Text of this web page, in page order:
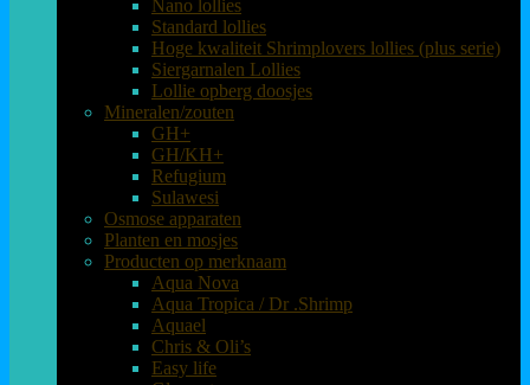
Nano lollies
Standard lollies
Hoge kwaliteit Shrimplovers lollies (plus serie)
Siergarnalen Lollies
Lollie opberg doosjes
Mineralen/zouten
GH+
GH/KH+
Refugium
Sulawesi
Osmose apparaten
Planten en mosjes
Producten op merknaam
Aqua Nova
Aqua Tropica / Dr .Shrimp
Aquael
Chris & Oli’s
Easy life